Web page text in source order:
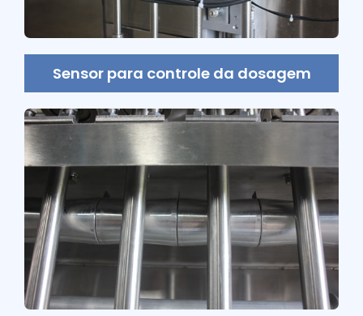
Sensor para controle da dosagem